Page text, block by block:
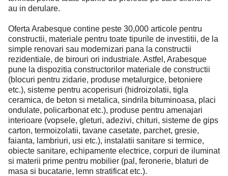
au in derulare.
Oferta Arabesque contine peste 30,000 articole pentru
constructii, materiale pentru toate tipurile de investitii, de la
simple renovari sau modernizari pana la constructii
rezidentiale, de birouri ori industriale. Astfel, Arabesque
pune la dispozitia constructorilor materiale de constructii
(blocuri pentru zidarie, produse metalurgice, betoniere
etc.), sisteme pentru acoperisuri (hidroizolatii, tigla
ceramica, de beton si metalica, sindrila bituminoasa, placi
ondulate, policarbonat etc.), produse pentru amenajari
interioare (vopsele, gleturi, adezivi, chituri, sisteme de gips
carton, termoizolatii, tavane casetate, parchet, gresie,
faianta, lambriuri, usi etc.), instalatii sanitare si termice,
obiecte sanitare, echipamente electrice, corpuri de iluminat
si materii prime pentru mobilier (pal, feronerie, blaturi de
masa si bucatarie, lemn stratificat etc.).